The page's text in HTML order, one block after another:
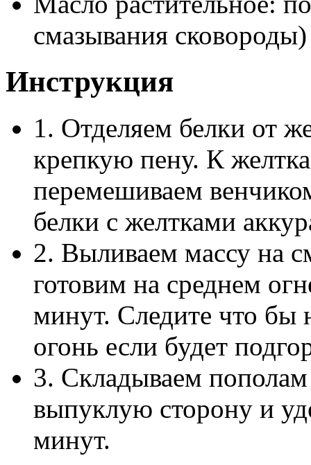
смазывания сковороды)
Инструкция
1. Отделяем белки от
крепкую пену. К
перемешиваем
белки с желтками
2. Выливаем массу на
готовим на среднем
минут. Следите что бы
огонь если будет
3. Складываем
выпуклую сторону и
минут.